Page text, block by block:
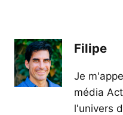
Filipe
Je
média
l'univers